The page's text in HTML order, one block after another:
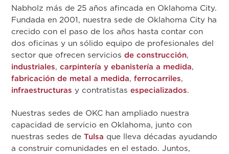
Nabholz más de 25 años afincada en Oklahoma City.
Fundada en 2001, nuestra sede de Oklahoma City ha
crecido con el paso de los años hasta contar con
dos oficinas y un sólido equipo de profesionales del
sector que ofrecen servicios de construcción,
industriales, carpintería y ebanistería a medida,
fabricación de metal a medida, ferrocarriles,
infraestructuras y contratistas especializados.
Nuestras sedes de OKC han ampliado nuestra
capacidad de servicio en Oklahoma, junto con
nuestras sedes de Tulsa que lleva décadas ayudando
a construir comunidades en el estado. Juntos,